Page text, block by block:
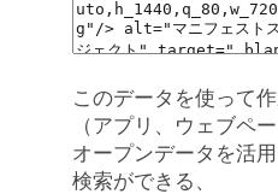
このデータを使って
（アプリ、ウェブペ
オープンデータを活
検索ができる、